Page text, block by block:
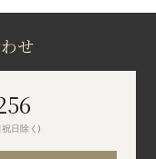
せ
日除く)